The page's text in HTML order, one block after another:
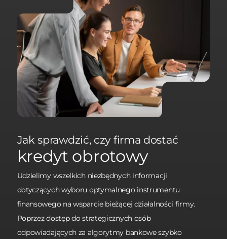
Jak sprawdzić, czy firma dostać
kredyt obrotowy
Udzielimy wszelkich niezbędnych informacji
dotyczących wyboru optymalnego instrumentu
finansowego na wsparcie bieżącej działalności firmy.
Poprzez dostęp do strategicznych osób
odpowiadających za algorytmy bankowe szybko